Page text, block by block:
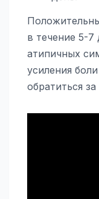
в течение 5-
атипичных
усиления
обратиться